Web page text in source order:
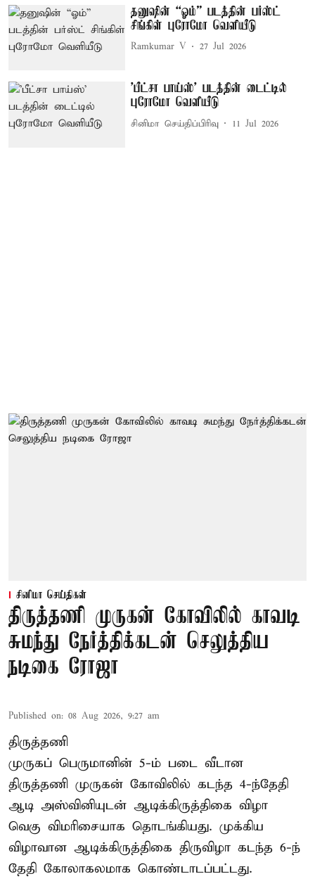
தனுஷின் “ஓம்” படத்தின் பர்ஸ்ட்
சிங்கிள் புரோமோ வெளியீடு
Ramkumar V 27 Jul 2026
'பீட்சா பாய்ஸ்' படத்தின் டைட்டில்
புரோமோ வெளியீடு
சினிமா செய்திப்பிரிவு 11 Jul 2026
சினிமா செய்திகள்
திருத்தணி முருகன் கோவிலில் காவடி
சுமந்து நேர்த்திக்கடன் செலுத்திய
நடிகை ரோஜா
Published on: 08 Aug 2026, 9:27 am
திருத்தணி
முருகப் பெருமானின் 5-ம் படை வீடான
திருத்தணி முருகன் கோவிலில் கடந்த 4-ந்தேதி
ஆடி அஸ்வினியுடன் ஆடிக்கிருத்திகை விழா
வெகு விமரிசையாக தொடங்கியது. முக்கிய
விழாவான ஆடிக்கிருத்திகை திருவிழா கடந்த 6-ந்
தேதி கோலாகலமாக கொண்டாடப்பட்டது.